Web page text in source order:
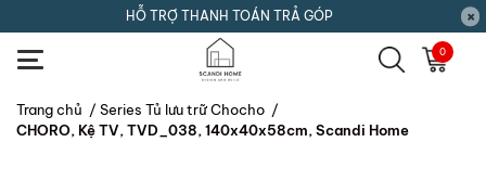
HỖ TRỢ THANH TOÁN TRẢ GÓP
0
Trang chủ / Series Tủ lưu trữ Chocho /
CHORO, Kệ TV, TVD_038, 140x40x58cm, Scandi Home